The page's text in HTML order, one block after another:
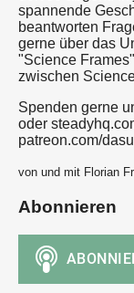
spannende
beantworten
gerne über das
"Science
zwischen
Spenden gerne
oder
patreon.com/
von und mit Florian
Abonnieren